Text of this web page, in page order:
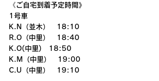
《ご自宅到着予定時間》
1号車
K.N（並木）　18:10
R.O（中里）　18:40
K.O(中里)　18:50
K.M（中里）　19:00
C.U（中里）　19:10